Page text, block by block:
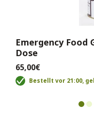
Emergency Food
Dose
65,00€
Bestellt vor 21:00,